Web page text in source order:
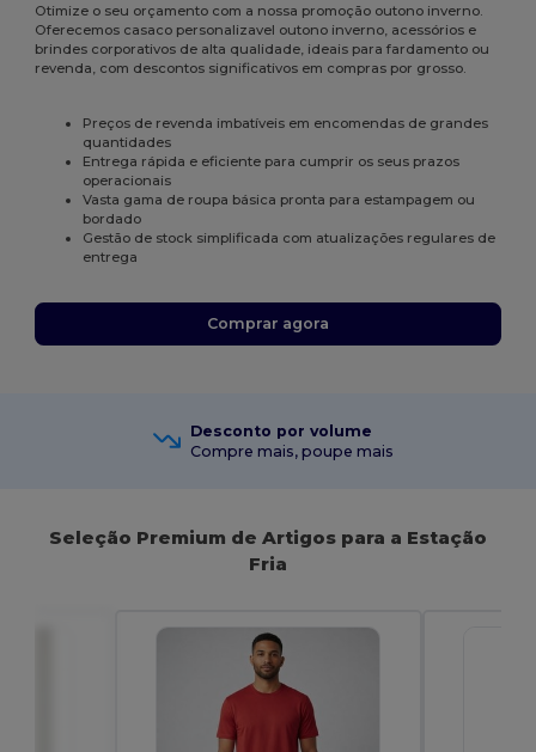
Otimize o seu orçamento com a nossa promoção outono inverno.
Oferecemos casaco personalizavel outono inverno, acessórios e
brindes corporativos de alta qualidade, ideais para fardamento ou
revenda, com descontos significativos em compras por grosso.
Preços de revenda imbatíveis em encomendas de grandes
quantidades
Entrega rápida e eficiente para cumprir os seus prazos
operacionais
Vasta gama de roupa básica pronta para estampagem ou
bordado
Gestão de stock simplificada com atualizações regulares de
entrega
Comprar agora
Desconto por volume
Compre mais, poupe mais
Seleção Premium de Artigos para a Estação
Fria